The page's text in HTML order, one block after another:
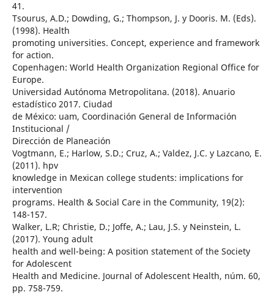
41.
Tsourus, A.D.; Dowding, G.; Thompson, J. y Dooris. M. (Eds).
(1998). Health
promoting universities. Concept, experience and framework
for action.
Copenhagen: World Health Organization Regional Office for
Europe.
Universidad Autónoma Metropolitana. (2018). Anuario
estadístico 2017. Ciudad
de México: uam, Coordinación General de Información
Institucional /
Dirección de Planeación
Vogtmann, E.; Harlow, S.D.; Cruz, A.; Valdez, J.C. y Lazcano, E.
(2011). hpv
knowledge in Mexican college students: implications for
intervention
programs. Health & Social Care in the Community, 19(2):
148-157.
Walker, L.R; Christie, D.; Joffe, A.; Lau, J.S. y Neinstein, L.
(2017). Young adult
health and well-being: A position statement of the Society
for Adolescent
Health and Medicine. Journal of Adolescent Health, núm. 60,
pp. 758-759.